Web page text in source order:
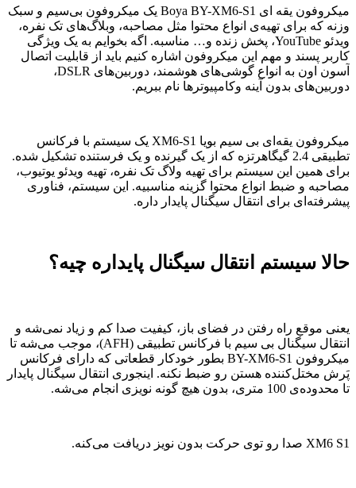
میکروفون یقه ای Boya BY-XM6-S1 یک میکروفون بی‌سیم و سبک
وزنه که برای تهیه‌ی انواع محتوا مثل مصاحبه، وبلاگ‌های تک نفره،
ویدئو YouTube، پخش زنده و… مناسبه. اگه بخوایم به یک ویژگی‌
کاربر پسند و مهم این میکروفون اشاره کنیم باید از قابلیت اتصال
آسون اون به انواع گوشی‌های هوشمند، دوربین‌های DSLR،
دوربین‌های بدون آینه وکامپیوترها نام ببریم.
میکروفون یقه‌ای بی سیم بویا XM6-S1 یک سیستم با فرکانس
تطبیقی 2.4 گیگاهرتزه که از یک گیرنده و یک فرستنده تشکیل شده.
برای همین این سیستم برای تهیه ولاگ تک نفره، تهیه ویدئو یوتیوب،
مصاحبه و ضبط انواع محتوا گزینه مناسبیه. این سیستم، فناوری
پیشرفته‌ای برای انتقال سیگنال پایدار داره.
حالا سیستم انتقال سیگنال پایداره چیه؟
یعنی موقع راه رفتن در فضای باز، کیفیت صدا کم و زیاد نمی‌شه و
انتقال سیگنال بی سیم با فرکانس تطبیقی (AFH)، موجب می‌شه تا
میکروفون BY-XM6-S1 بطور خودکار قطعاتی که دارای فرکانس
پَرش مختل‌کننده هستن رو ضبط نکنه. اینجوری انتقال سیگنال پایدار
تا محدوده‌ی 100 متری، بدون هیچ گونه نویزی انجام می‌شه.
XM6 S1 صدا رو توی حرکت بدون نویز دریافت می‌کنه.